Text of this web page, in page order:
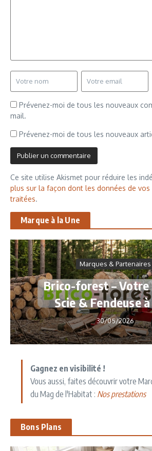
Prévenez-moi de tous les nouveaux
mail.
Prévenez-moi de tous les nouveaux
Ce site utilise Akismet pour réduire les
plus sur la façon dont les données de
traitées.
Marque à la Une
Marques & Partenaires
Brico-forest – Votre
Scie & Fendeuse
30/05/2026
Gagnez en visibilité !
Vous aussi, faites découvrir votre
du Mag de l'Habitat : Nos prestations
Bons Plans